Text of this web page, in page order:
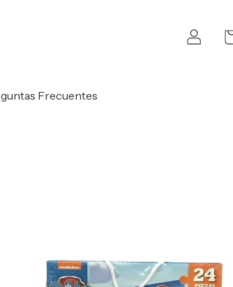
Frecuentes